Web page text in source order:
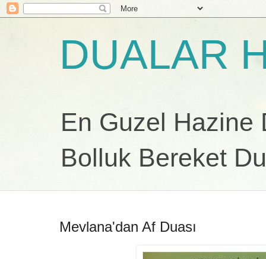
DUALAR
En Guzel Hazine
Bolluk Bereket
Mevlana'dan Af Duası